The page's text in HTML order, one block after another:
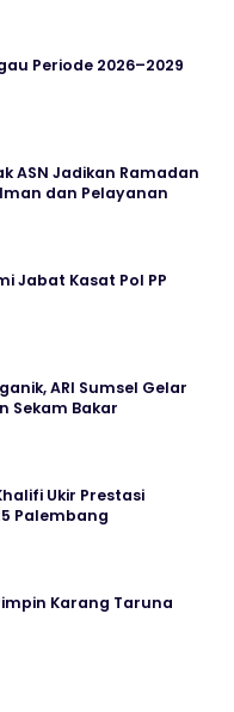
Periode 2026–2029
ASN Jadikan Ramadan
dan Pelayanan
Jabat Kasat Pol PP
ARI Sumsel Gelar
Sekam Bakar
Ukir Prestasi
Palembang
Karang Taruna